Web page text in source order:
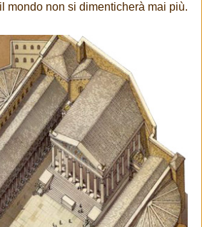
mondo non si dimenticherà mai più.